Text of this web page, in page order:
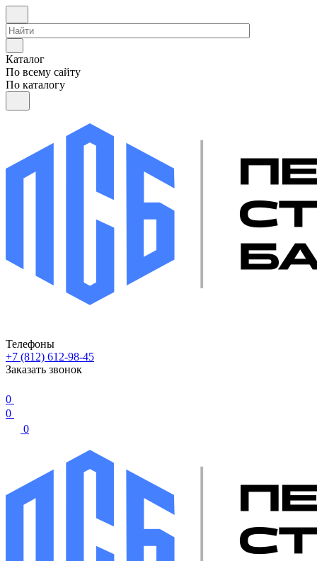
Каталог
По всему сайту
По каталогу
Телефоны
+7 (812) 612-98-45
Заказать звонок
0
0
0